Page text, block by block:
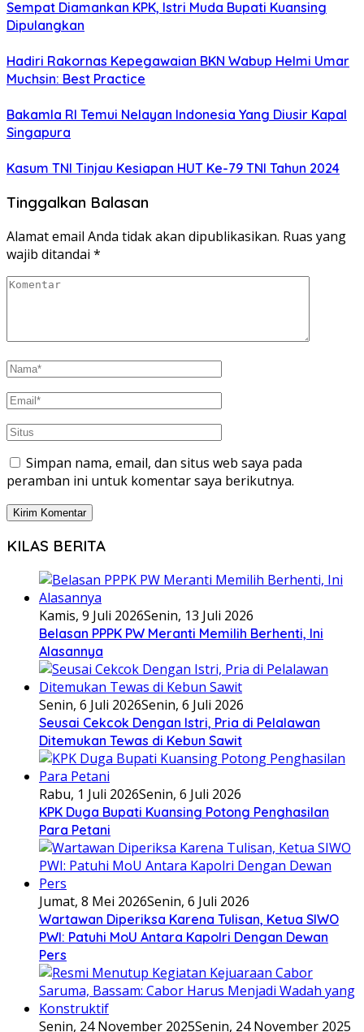
Sempat Diamankan KPK, Istri Muda Bupati Kuansing
Dipulangkan
Hadiri Rakornas Kepegawaian BKN Wabup Helmi Umar
Muchsin: Best Practice
Bakamla RI Temui Nelayan Indonesia Yang Diusir Kapal
Singapura
Kasum TNI Tinjau Kesiapan HUT Ke-79 TNI Tahun 2024
Tinggalkan Balasan
Alamat email Anda tidak akan dipublikasikan. Ruas yang
wajib ditandai *
Simpan nama, email, dan situs web saya pada
peramban ini untuk komentar saya berikutnya.
KILAS BERITA
Kamis, 9 Juli 2026Senin, 13 Juli 2026
Belasan PPPK PW Meranti Memilih Berhenti, Ini
Alasannya
Senin, 6 Juli 2026Senin, 6 Juli 2026
Seusai Cekcok Dengan Istri, Pria di Pelalawan
Ditemukan Tewas di Kebun Sawit
Rabu, 1 Juli 2026Senin, 6 Juli 2026
KPK Duga Bupati Kuansing Potong Penghasilan
Para Petani
Jumat, 8 Mei 2026Senin, 6 Juli 2026
Wartawan Diperiksa Karena Tulisan, Ketua SIWO
PWI: Patuhi MoU Antara Kapolri Dengan Dewan
Pers
Senin, 24 November 2025Senin, 24 November 2025